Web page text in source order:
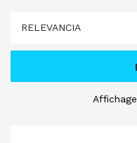
RELEVANCIA